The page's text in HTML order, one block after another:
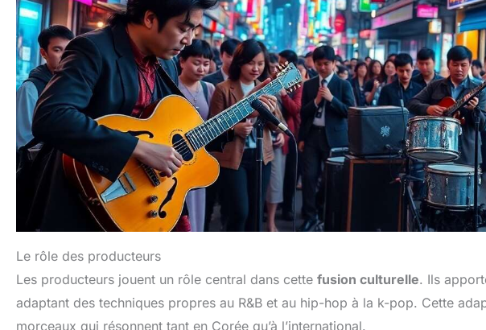
Le rôle des producteurs
Les producteurs jouent un rôle central dans cette fusion culturelle. Ils
adaptant des techniques propres au R&B et au hip-hop à la k-pop. Cette
morceaux qui résonnent tant en Corée qu’à l’international.